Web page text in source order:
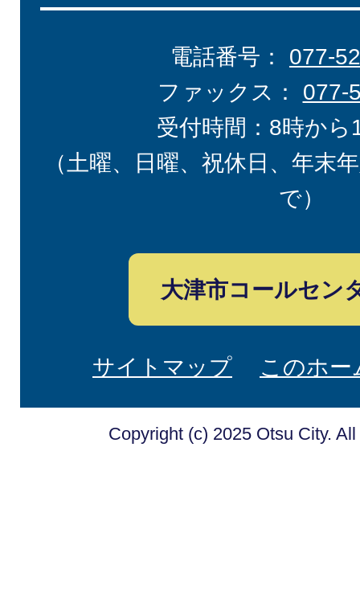
電話番号： 077-
ファックス： 077-
受付時間：8時から
（土曜、日曜、祝休日、年末
で）
大津市コールセン
サイトマップ このホ
Copyright (c) 2025 Otsu City.